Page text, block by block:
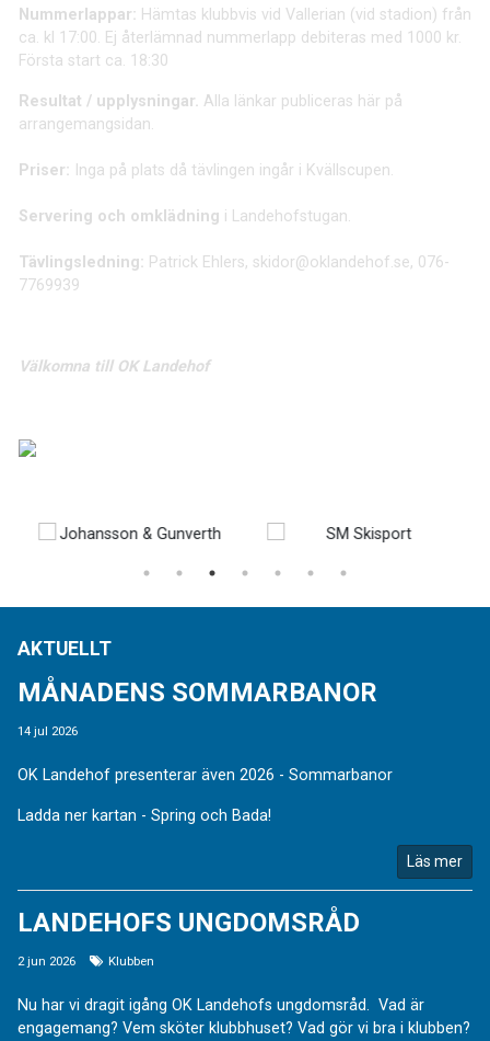
Nummerlappar: Hämtas klubbvis vid Vallerian (vid stadion) från
ca. kl 17:00. Ej återlämnad nummerlapp debiteras med 1000 kr.
Första start ca. 18:30
Resultat / upplysningar. Alla länkar publiceras här på
arrangemangsidan.
Priser: Inga på plats då tävlingen ingår i Kvällscupen.
Servering och omklädning i Landehofstugan.
Tävlingsledning: Patrick Ehlers, skidor@oklandehof.se, 076-
7769939
Välkomna till OK Landehof
AKTUELLT
MÅNADENS SOMMARBANOR
14 jul 2026
OK Landehof presenterar även 2026 - Sommarbanor
Ladda ner kartan - Spring och Bada!
Läs mer
LANDEHOFS UNGDOMSRÅD
2 jun 2026 Klubben
Nu har vi dragit igång OK Landehofs ungdomsråd. Vad är
engagemang? Vem sköter klubbhuset? Vad gör vi bra i klubben?